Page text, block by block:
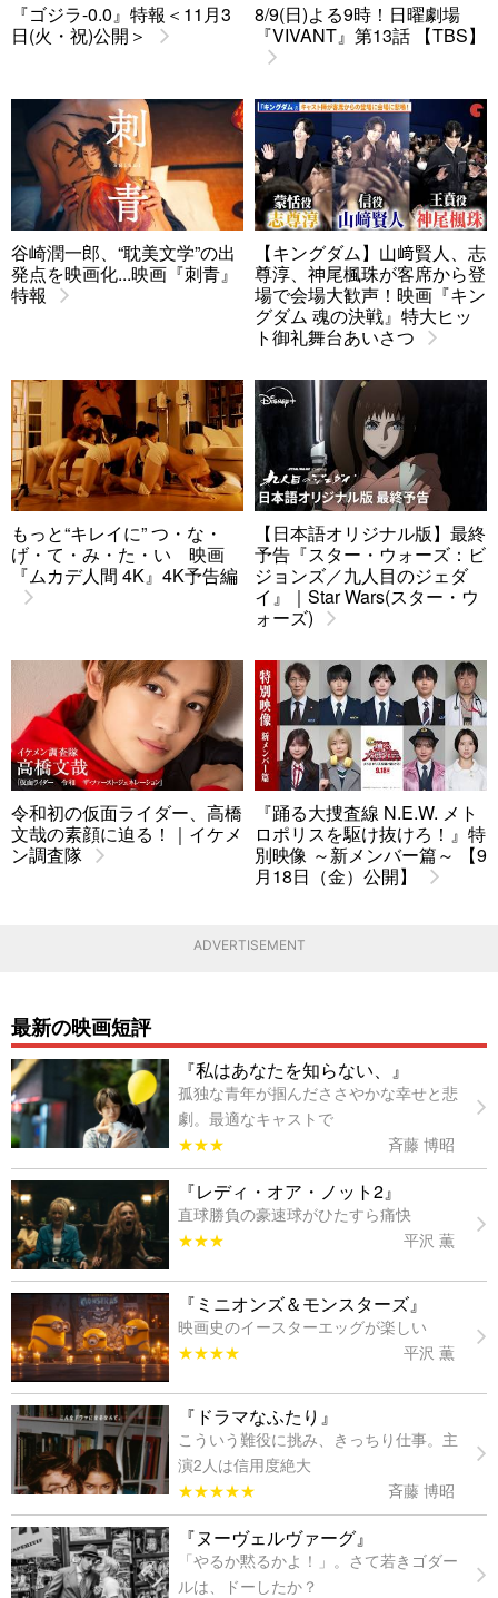
『ゴジラ-0.0』特報＜11月3
日(火・祝)公開＞
8/9(日)よる9時！日曜劇場
『VIVANT』第13話 【TBS】
谷崎潤一郎、“耽美文学”の出
発点を映画化...映画『刺青』
特報
【キングダム】山﨑賢人、志
尊淳、神尾楓珠が客席から登
場で会場大歓声！映画『キン
グダム 魂の決戦』特大ヒッ
ト御礼舞台あいさつ
もっと“キレイに” つ・な・
げ・て・み・た・い 映画
『ムカデ人間 4K』4K予告編
【日本語オリジナル版】最終
予告『スター・ウォーズ：ビ
ジョンズ／九人目のジェダ
イ』｜Star Wars(スター・ウ
ォーズ)
令和初の仮面ライダー、高橋
文哉の素顔に迫る！｜イケメ
ン調査隊
『踊る大捜査線 N.E.W. メト
ロポリスを駆け抜けろ！』特
別映像 ～新メンバー篇～ 【9
月18日（金）公開】
ADVERTISEMENT
最新の映画短評
『私はあなたを知らない、』
孤独な青年が掴んだささやかな幸せと悲
劇。最適なキャストで
★★★
斉藤 博昭
『レディ・オア・ノット2』
直球勝負の豪速球がひたすら痛快
★★★
平沢 薫
『ミニオンズ＆モンスターズ』
映画史のイースターエッグが楽しい
★★★★
平沢 薫
『ドラマなふたり』
こういう難役に挑み、きっちり仕事。主
演2人は信用度絶大
★★★★★
斉藤 博昭
『ヌーヴェルヴァーグ』
「やるか黙るかよ！」。さて若きゴダー
ルは、ドーしたか？